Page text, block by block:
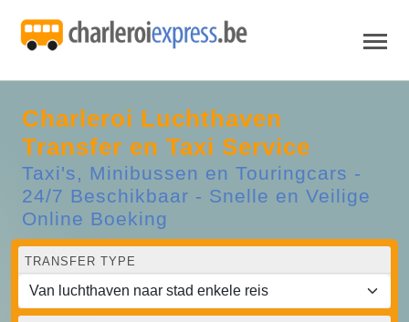
Charleroi Luchthaven
Transfer en Taxi Service
Taxi's, Minibussen en Touringcars -
24/7 Beschikbaar - Snelle en Veilige
Online Boeking
TRANSFER TYPE